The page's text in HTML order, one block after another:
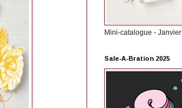
Mini-catalogue -
Sale-A-Bration 2025